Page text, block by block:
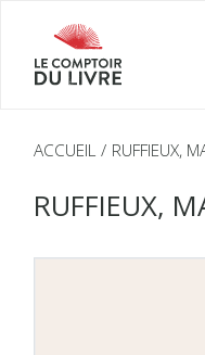
ACCUEIL RUFFIEUX,
RUFFIEUX,